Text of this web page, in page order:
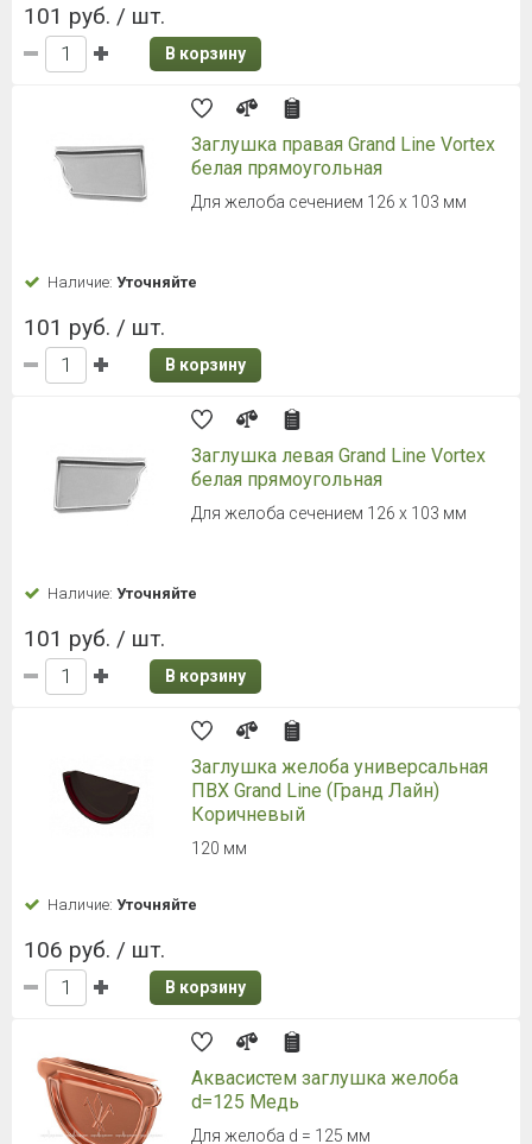
101 руб. / шт.
В корзину
Заглушка правая Grand Line Vortex
белая прямоугольная
Для желоба сечением 126 х 103 мм
Наличие: Уточняйте
101 руб. / шт.
В корзину
Заглушка левая Grand Line Vortex
белая прямоугольная
Для желоба сечением 126 х 103 мм
Наличие: Уточняйте
101 руб. / шт.
В корзину
Заглушка желоба универсальная
ПВХ Grand Line (Гранд Лайн)
Коричневый
120 мм
Наличие: Уточняйте
106 руб. / шт.
В корзину
Аквасистем заглушка желоба
d=125 Медь
Для желоба d = 125 мм